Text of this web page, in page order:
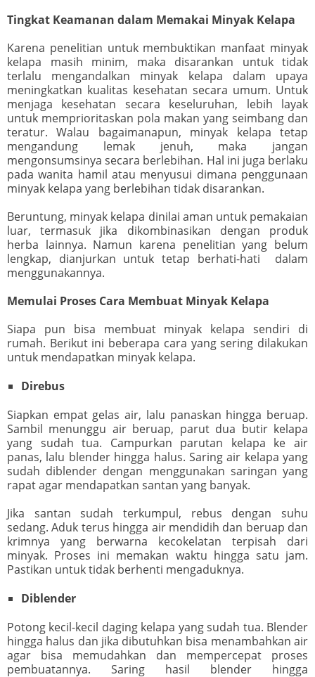
Tingkat Keamanan dalam Memakai Minyak Kelapa
Karena penelitian untuk membuktikan manfaat minyak
kelapa masih minim, maka disarankan untuk tidak
terlalu mengandalkan minyak kelapa dalam upaya
meningkatkan kualitas kesehatan secara umum. Untuk
menjaga kesehatan secara keseluruhan, lebih layak
untuk memprioritaskan pola makan yang seimbang dan
teratur. Walau bagaimanapun, minyak kelapa tetap
mengandung lemak jenuh, maka jangan
mengonsumsinya secara berlebihan. Hal ini juga berlaku
pada wanita hamil atau menyusui dimana penggunaan
minyak kelapa yang berlebihan tidak disarankan.
Beruntung, minyak kelapa dinilai aman untuk pemakaian
luar, termasuk jika dikombinasikan dengan produk
herba lainnya. Namun karena penelitian yang belum
lengkap, dianjurkan untuk tetap berhati-hati dalam
menggunakannya.
Memulai Proses Cara Membuat Minyak Kelapa
Siapa pun bisa membuat minyak kelapa sendiri di
rumah. Berikut ini beberapa cara yang sering dilakukan
untuk mendapatkan minyak kelapa.
Direbus
Siapkan empat gelas air, lalu panaskan hingga beruap.
Sambil menunggu air beruap, parut dua butir kelapa
yang sudah tua. Campurkan parutan kelapa ke air
panas, lalu blender hingga halus. Saring air kelapa yang
sudah diblender dengan menggunakan saringan yang
rapat agar mendapatkan santan yang banyak.
Jika santan sudah terkumpul, rebus dengan suhu
sedang. Aduk terus hingga air mendidih dan beruap dan
krimnya yang berwarna kecokelatan terpisah dari
minyak. Proses ini memakan waktu hingga satu jam.
Pastikan untuk tidak berhenti mengaduknya.
Diblender
Potong kecil-kecil daging kelapa yang sudah tua. Blender
hingga halus dan jika dibutuhkan bisa menambahkan air
agar bisa memudahkan dan mempercepat proses
pembuatannya. Saring hasil blender hingga